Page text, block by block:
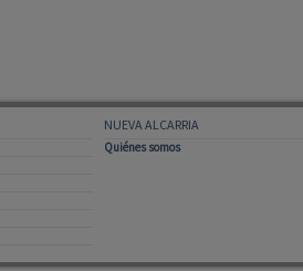
NUEVA ALCARRIA
Quiénes somos